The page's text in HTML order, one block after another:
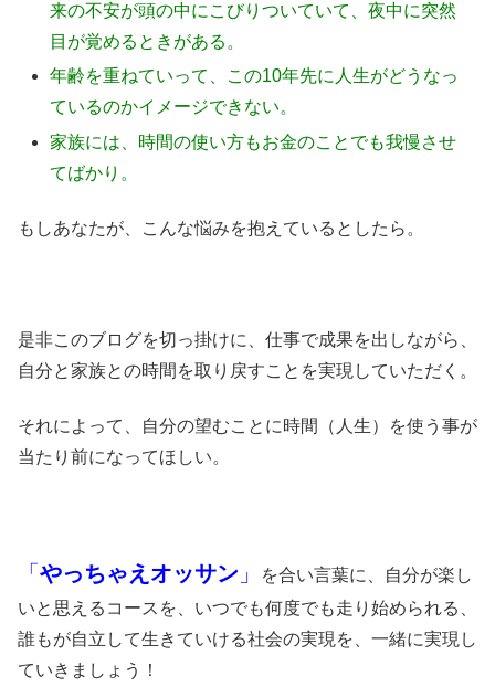
来の不安が頭の中にこびりついていて、夜中に突然
目が覚めるときがある。
年齢を重ねていって、この10年先に人生がどうなっ
ているのかイメージできない。
家族には、時間の使い方もお金のことでも我慢させ
てばかり。
もしあなたが、こんな悩みを抱えているとしたら。
是非このブログを切っ掛けに、仕事で成果を出しながら、
自分と家族との時間を取り戻すことを実現していただく。
それによって、自分の望むことに時間（人生）を使う事が
当たり前になってほしい。
「 やっちゃえオッサン 」
を合い言葉に、自分が楽し
いと思えるコースを、いつでも何度でも走り始められる、
誰もが自立して生きていける社会の実現を、一緒に実現し
ていきましょう！